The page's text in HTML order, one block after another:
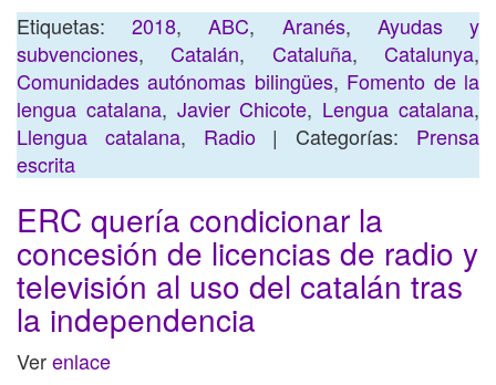
Etiquetas:2018,ABC, Aranés, Ayudas y
subvenciones,Catalán, Cataluña,Catalunya,
Comunidades autónomas bilingües, Fomento de la
lengua catalana, Javier Chicote, Lengua catalana,
Llengua catalana, Radio| Categorías: Prensa
escrita
ERC quería condicionar la
concesión de licencias de radio y
televisión al uso del catalán tras
la independencia
Verenlace